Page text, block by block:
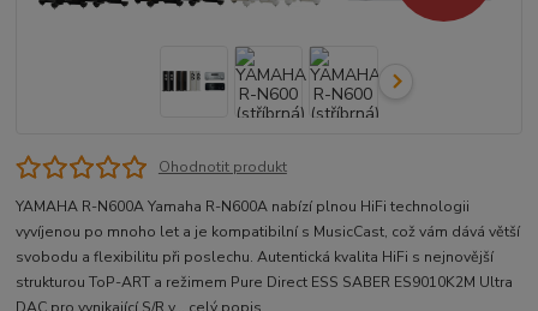
Ohodnotit produkt
YAMAHA R-N600A Yamaha R-N600A nabízí plnou HiFi technologii
vyvíjenou po mnoho let a je kompatibilní s MusicCast, což vám dává větší
svobodu a flexibilitu při poslechu. Autentická kvalita HiFi s nejnovější
strukturou ToP-ART a režimem Pure Direct ESS SABER ES9010K2M Ultra